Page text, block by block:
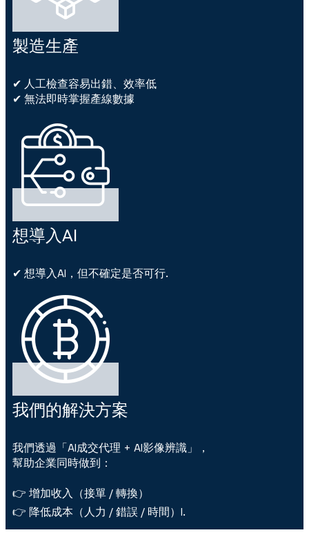
製造生產
✔ 人工檢查容易出錯、效率低
✔ 無法即時掌握產線數據
想導入AI
✔ 想導入AI，但不確定是否可行.
我們的解決方案
我們透過「AI成交代理 + AI影像辨識」，
幫助企業同時做到：
👉 增加收入（接單 / 轉換）
👉 降低成本（人力 / 錯誤 / 時間）I.